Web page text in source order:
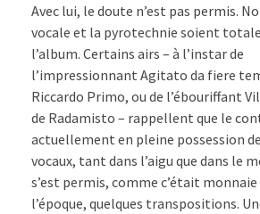
Avec lui, le doute n’est pas permis.
vocale et la pyrotechnie soient
l’album. Certains airs – à l’instar de
l’impressionnant Agitato da fiere
Riccardo Primo, ou de l’ébouriffant
de Radamisto – rappellent que le
actuellement en pleine possession
vocaux, tant dans l’aigu que dans le
s’est permis, comme c’était
l’époque, quelques transpositions.